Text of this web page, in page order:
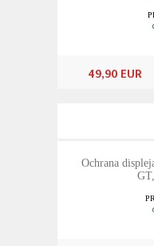
49,90 EUR
Ochrana